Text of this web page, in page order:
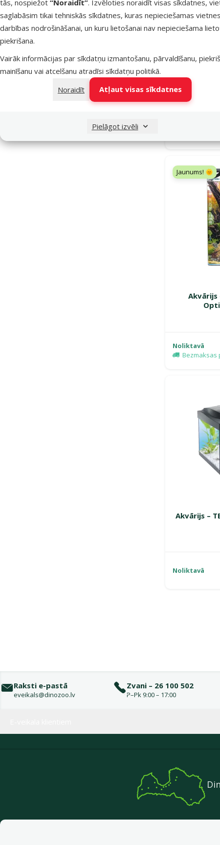
tās, nospiežot “Noraidīt”. Izvēloties noraidīt visas sīkdatnes,
saglabāsim tikai tehniskās sīkdatnes, kuras nepieciešamas vietnes
darbības nodrošināšanai, un kuru lietošanai nav nepieciešama
piekrišana.
Vairāk informācijas par sīkdatņu izmantošanu, pārvaldīšanu,
mainīšanu vai atcelšanu atradīsi sīkdatņu politikā.
Noraidīt
Atļaut visas sīkdatnes
Pielāgot izvēli
Īpašie piedāvājumi
Jaunumi!
10
Akvārijs
Akvārijs
Jaunums! 🌞
Noliktavā
Bezmaksas
Akvārijs –
Noliktavā
Raksti e-pastā
eveikals@dinozoo.lv
Zvani – 26 100 502
P–Pk 9:00 – 17:00